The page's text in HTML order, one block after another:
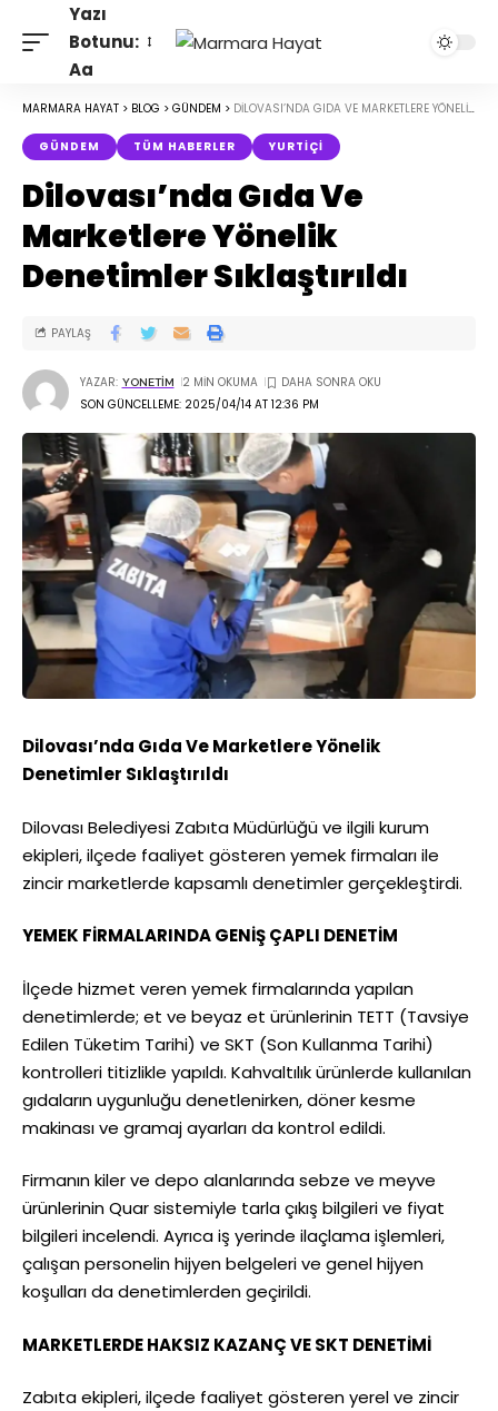
Yazı
Botunu:
Aa
MARMARA HAYAT > BLOG > GÜNDEM > DILOVASI’NDA GIDA VE MARKETLERE YÖNELIK DENETIMLER SIKLAŞTIRILDI
GÜNDEM TÜM HABERLER YURTIÇI
Dilovası’nda Gıda Ve
Marketlere Yönelik
Denetimler Sıklaştırıldı
SON GÜNCELLEME: 2025/04/14 AT 12:36 PM
YAZAR: YONETIM 2 MIN OKUMA
PAYLAŞ
Dilovası’nda Gıda Ve Marketlere Yönelik
Denetimler Sıklaştırıldı
Dilovası Belediyesi Zabıta Müdürlüğü ve ilgili kurum
ekipleri, ilçede faaliyet gösteren yemek firmaları ile
zincir marketlerde kapsamlı denetimler gerçekleştirdi.
YEMEK FİRMALARINDA GENİŞ ÇAPLI DENETİM
İlçede hizmet veren yemek firmalarında yapılan
denetimlerde; et ve beyaz et ürünlerinin TETT (Tavsiye
Edilen Tüketim Tarihi) ve SKT (Son Kullanma Tarihi)
kontrolleri titizlikle yapıldı. Kahvaltılık ürünlerde kullanılan
gıdaların uygunluğu denetlenirken, döner kesme
makinası ve gramaj ayarları da kontrol edildi.
Firmanın kiler ve depo alanlarında sebze ve meyve
ürünlerinin Quar sistemiyle tarla çıkış bilgileri ve fiyat
bilgileri incelendi. Ayrıca iş yerinde ilaçlama işlemleri,
çalışan personelin hijyen belgeleri ve genel hijyen
koşulları da denetimlerden geçirildi.
MARKETLERDE HAKSIZ KAZANÇ VE SKT DENETİMİ
Zabıta ekipleri, ilçede faaliyet gösteren yerel ve zincir